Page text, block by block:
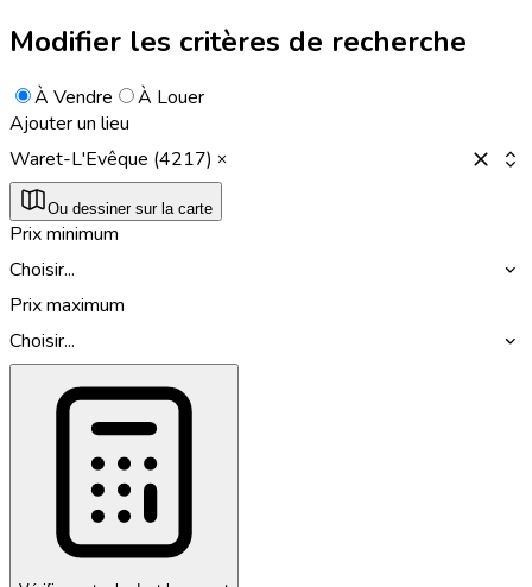
Modifier les critères de recherche
À Vendre
À Louer
Ajouter un lieu
Waret-L'Evêque (4217)
Ou dessiner sur la carte
Prix minimum
Choisir...
Prix maximum
Choisir...